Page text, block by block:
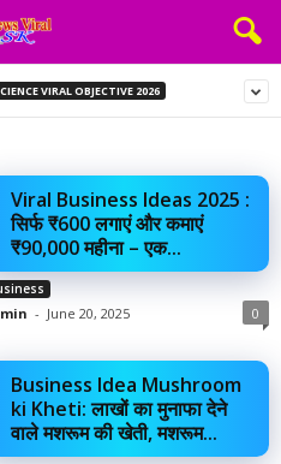
VIRAL OBJECTIVE 2026
Viral Business Ideas 2025 :
सिर्फ ₹600 लगाएं और कमाएं
₹90,000 महीना – एक...
- June 20, 2025 0
Business Idea Mushroom
ki Kheti: लाखों का मुनाफा देने
वाले मशरूम की खेती, मशरूम...